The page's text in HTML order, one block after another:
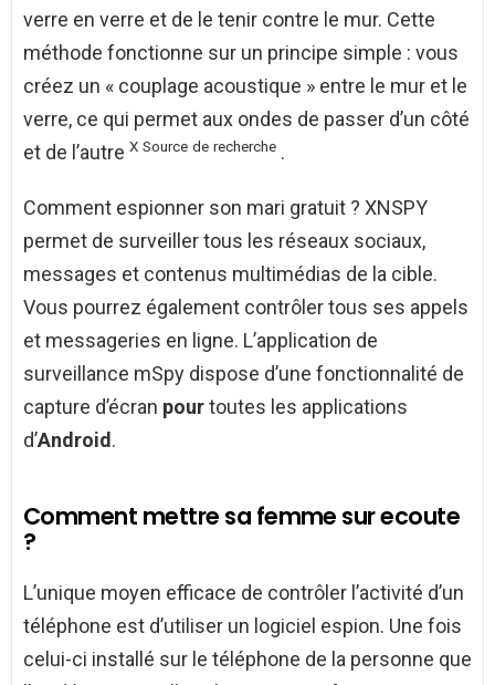
verre en verre et de le tenir contre le mur. Cette
méthode fonctionne sur un principe simple : vous
créez un « couplage acoustique » entre le mur et le
verre, ce qui permet aux ondes de passer d’un côté
et de l’autre X Source de recherche .
Comment espionner son mari gratuit ? XNSPY
permet de surveiller tous les réseaux sociaux,
messages et contenus multimédias de la cible.
Vous pourrez également contrôler tous ses appels
et messageries en ligne. L’application de
surveillance mSpy dispose d’une fonctionnalité de
capture d’écran pourtoutes les applications
d’Android.
Comment mettre sa femme sur ecoute
?
L’unique moyen efficace de contrôler l’activité d’un
téléphone est d’utiliser un logiciel espion. Une fois
celui-ci installé sur le téléphone de la personne que